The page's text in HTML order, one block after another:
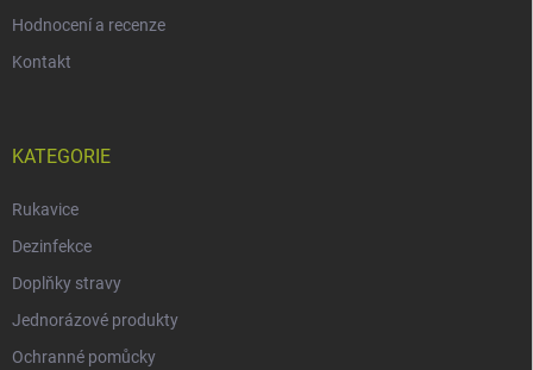
Hodnocení a recenze
Kontakt
KATEGORIE
Rukavice
Dezinfekce
Doplňky stravy
Jednorázové produkty
Ochranné pomůcky